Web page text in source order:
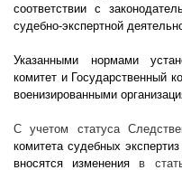
соответствии с
судебно-экспертной
Указанными нормами
комитет и Государственный
военизированными
С учетом статуса
комитета судебных
вносятся изменения в